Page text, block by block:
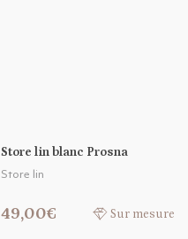
Store lin blanc Prosna
Store lin
49,00€ Sur mesure